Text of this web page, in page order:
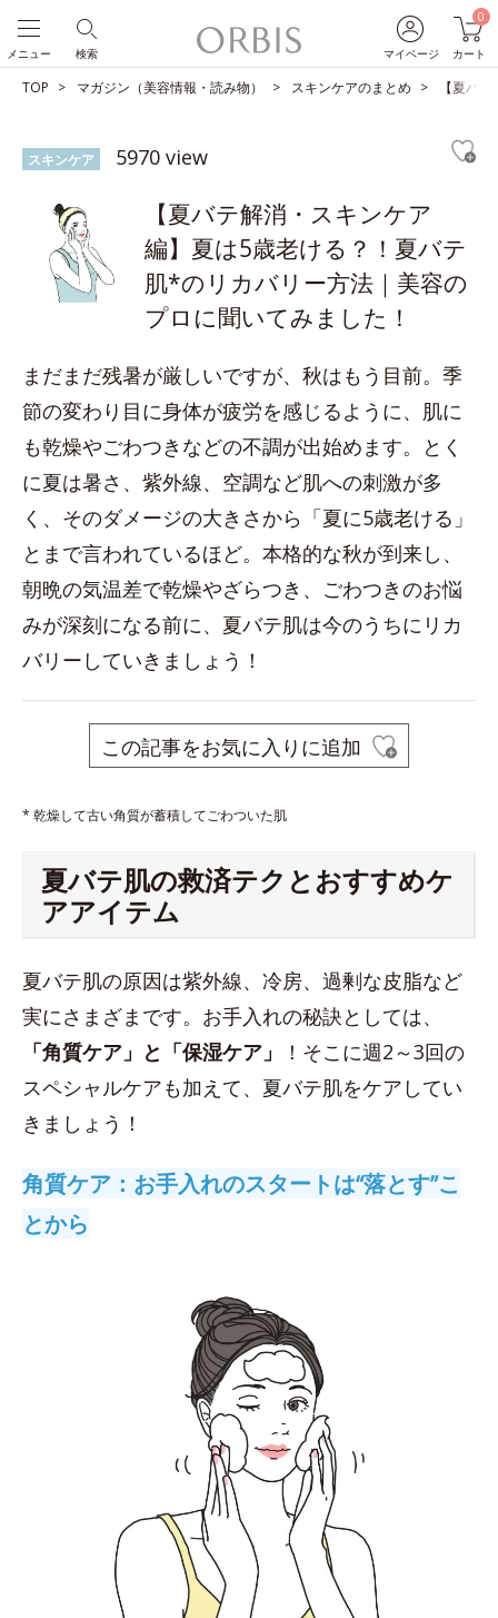
マイページ
0
カート
検索
メニュー
TOP マガジン（美容情報・読み物） スキンケアのまとめ 【夏バ
スキンケア 5970 view
【夏バテ解消・スキンケア
編】夏は5歳老ける？！夏バテ
肌*のリカバリー方法｜美容の
プロに聞いてみました！
まだまだ残暑が厳しいですが、秋はもう目前。季
節の変わり目に身体が疲労を感じるように、肌に
も乾燥やごわつきなどの不調が出始めます。とく
に夏は暑さ、紫外線、空調など肌への刺激が多
く、そのダメージの大きさから「夏に5歳老ける」
とまで言われているほど。本格的な秋が到来し、
朝晩の気温差で乾燥やざらつき、ごわつきのお悩
みが深刻になる前に、夏バテ肌は今のうちにリカ
バリーしていきましょう！
この記事をお気に入りに追加
* 乾燥して古い角質が蓄積してごわついた肌
夏バテ肌の救済テクとおすすめケ
アアイテム
夏バテ肌の原因は紫外線、冷房、過剰な皮脂など
実にさまざまです。お手入れの秘訣としては、
「角質ケア」と「保湿ケア」
！そこに週2～3回の
スペシャルケアも加えて、夏バテ肌をケアしてい
きましょう！
角質ケア：お手入れのスタートは“落とす”こ
とから